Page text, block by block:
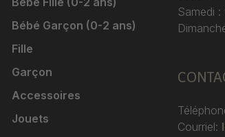
Bébé Garçon (0-2 ans)
Fille
Garçon
Accessoires
Jouets
Samedi :
Courriel: